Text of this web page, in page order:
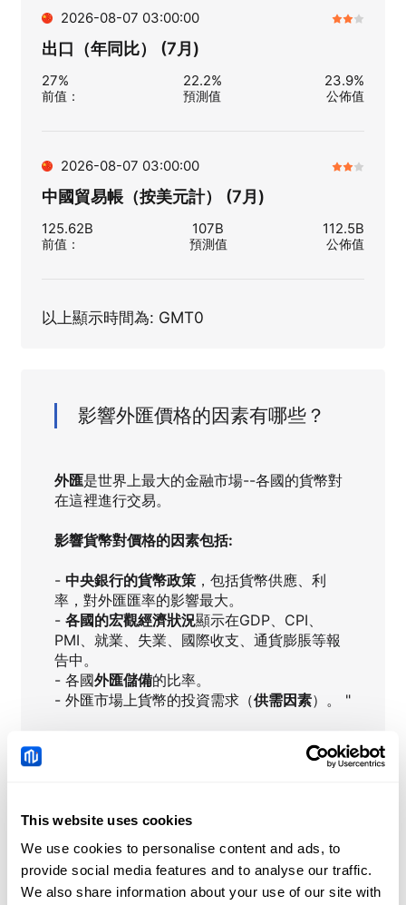
This website uses cookies
We use cookies to personalise content and ads, to
provide social media features and to analyse our traffic.
We also share information about your use of our site with
2026-08-07 03:00:00
出口（年同比） (7月)
27%
前值 ：
22.2%
預測值
23.9%
公佈值
2026-08-07 03:00:00
中國貿易帳（按美元計） (7月)
125.62B
前值 ：
107B
預測值
112.5B
公佈值
以上顯示時間為: GMT0
影響外匯價格的因素有哪些？
外匯是世界上最大的金融市場--各國的貨幣對
在這裡進行交易。
影響貨幣對價格的因素包括:
- 中央銀行的貨幣政策，包括貨幣供應、利
率，對外匯匯率的影響最大。
- 各國的宏觀經濟狀況顯示在GDP、CPI、
PMI、就業、失業、國際收支、通貨膨脹等報
告中。
- 各國外匯儲備的比率。
- 外匯市場上貨幣的投資需求（供需因素）。 "
墨西哥比索因美國疲弱就業
數據觸及五個月高點